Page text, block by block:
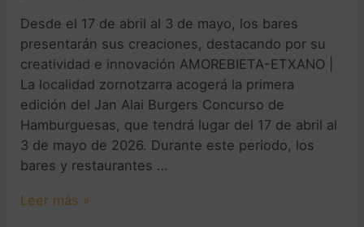
Desde el 17 de abril al 3 de mayo, los bares
presentarán sus creaciones, destacando por su
creatividad e innovación AMOREBIETA-ETXANO |
La localidad zornotzarra acogerá la primera
edición del Jan Alai Burgers Concurso de
Hamburguesas, que tendrá lugar del 17 de abril al
3 de mayo de 2026. Durante este periodo, los
bares y restaurantes …
Leer más »